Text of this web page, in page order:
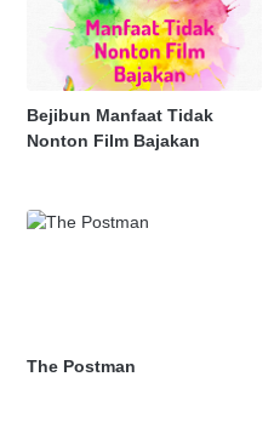
Bejibun Manfaat Tidak
Nonton Film Bajakan
The Postman